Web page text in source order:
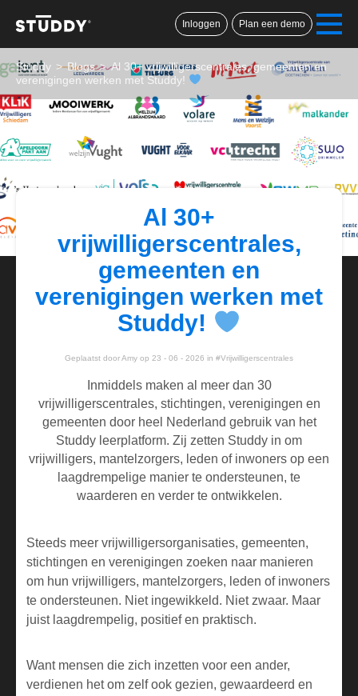
Inloggen Plan een demo
Studdy >Blogs>Al 30+ vrijwilligerscentrales, gemeenten en
verenigingen werken met Studdy!
Al 30+
vrijwilligerscentrales,
gemeenten en
verenigingen werken met
Studdy!
Geplaatst door Amy op 23 - 06 - 2026 in #Vrijwilligerscentrales
Inmiddels maken al meer dan 30
vrijwilligerscentrales, stichtingen, verenigingen en
gemeenten door heel Nederland gebruik van het
Studdy leerplatform. Zij zetten Studdy in om
vrijwilligers, mantelzorgers, leden of inwoners op een
laagdrempelige manier te ondersteunen, te
waarderen en verder te ontwikkelen.
Steeds meer vrijwilligersorganisaties, gemeenten,
stichtingen en verenigingen zoeken naar manieren
om hun vrijwilligers, mantelzorgers, leden of inwoners
te ondersteunen. Niet ingewikkeld. Niet zwaar. Maar
juist laagdrempelig, positief en praktisch.
Want mensen die zich inzetten voor een ander,
verdienen het om zelf ook gezien, gewaardeerd en